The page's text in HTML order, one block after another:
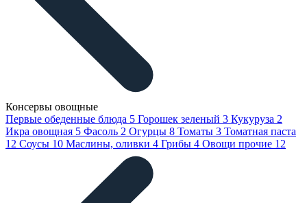
Консервы овощные
Первые обеденные блюда 5 Горошек зеленый 3 Кукуруза 2
Икра овощная 5 Фасоль 2 Огурцы 8 Томаты 3 Томатная паста
12 Соусы 10 Маслины, оливки 4 Грибы 4 Овощи прочие 12